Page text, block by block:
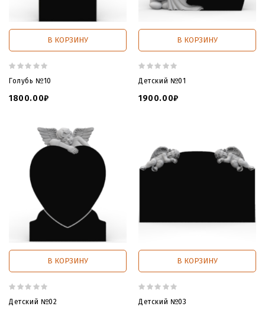
В КОРЗИНУ
Голубь №10
1800.00₽
В КОРЗИНУ
Детский №01
1900.00₽
В КОРЗИНУ
Детский №02
В КОРЗИНУ
Детский №03